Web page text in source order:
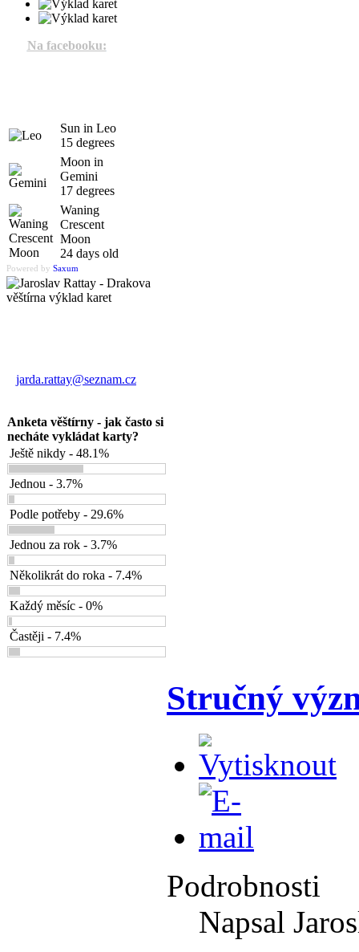
Na facebooku:
Sun in Leo
15 degrees
Moon in
Gemini
17 degrees
Waning
Crescent
Moon
24 days old
Powered by Saxum
jarda.rattay@seznam.cz
Anketa věštírny - jak často si
necháte vykládat karty?
Ještě nikdy - 48.1%
Jednou - 3.7%
Podle potřeby - 29.6%
Jednou za rok - 3.7%
Několikrát do roka - 7.4%
Každý měsíc - 0%
Častěji - 7.4%
Stručný
Podrobnosti
Napsal